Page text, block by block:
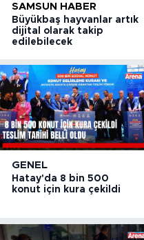
SAMSUN HABER
Büyükbaş hayvanlar artık
dijital olarak takip
edilebilecek
GENEL
Hatay'da 8 bin 500
konut için kura çekildi